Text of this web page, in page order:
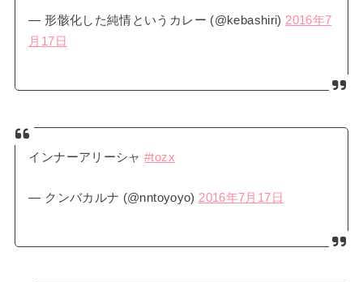
— 形骸化した純情というカレー (@kebashiri) 2016年7
月17日
インナーアリーシャ#tozx
— クンバカルナ (@nntoyoyo) 2016年7月17日